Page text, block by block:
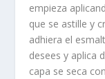
empieza
que se astille y
adhiera el
desees y aplica
capa se seca